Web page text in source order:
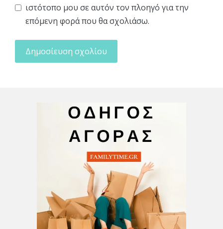
ιστότοπο μου σε αυτόν τον πλοηγό για την
επόμενη φορά που θα σχολιάσω.